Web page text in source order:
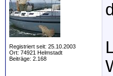
Registriert seit: 25.10.2003
Ort: 74921 Helmstadt
Beiträge: 2.168